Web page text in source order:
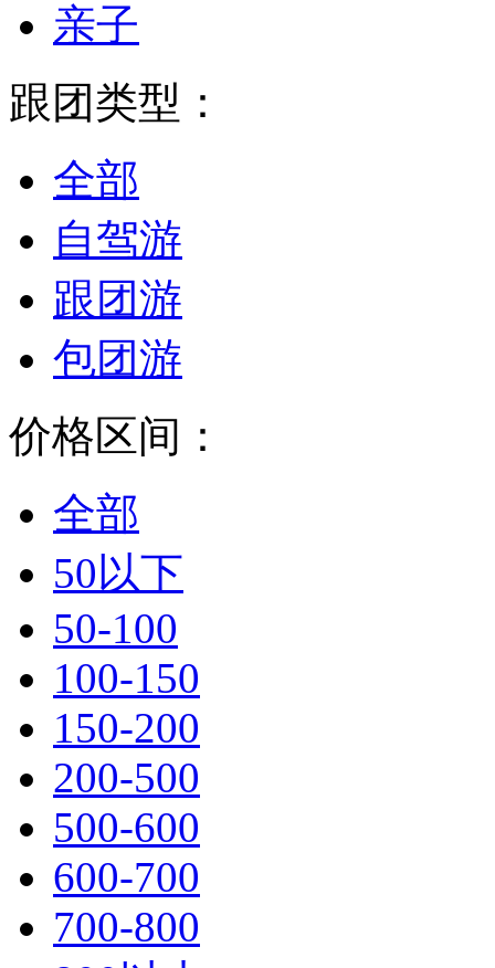
亲子
跟团类型：
全部
自驾游
跟团游
包团游
价格区间：
全部
50以下
50-100
100-150
150-200
200-500
500-600
600-700
700-800